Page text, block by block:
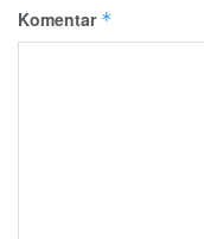
Komentar *